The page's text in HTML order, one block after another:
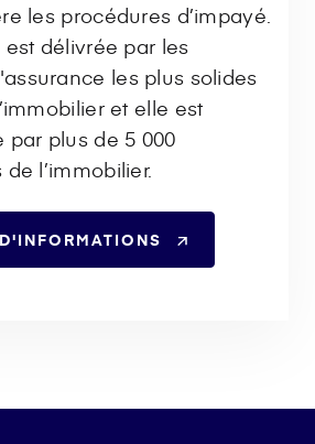
les procédures d’impayé.
délivrée par les
les plus solides
et elle est
plus de 5 000
l’immobilier.